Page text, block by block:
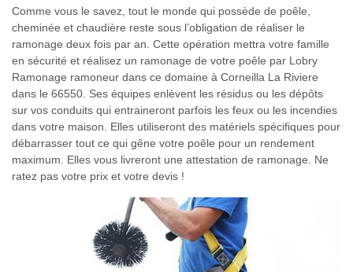
Comme vous le savez, tout le monde qui possède de poêle,
cheminée et chaudière reste sous l’obligation de réaliser le
ramonage deux fois par an. Cette opération mettra votre famille
en sécurité et réalisez un ramonage de votre poêle par Lobry
Ramonage ramoneur dans ce domaine à Corneilla La Riviere
dans le 66550. Ses équipes enlèvent les résidus ou les dépôts
sur vos conduits qui entraineront parfois les feux ou les incendies
dans votre maison. Elles utiliseront des matériels spécifiques pour
débarrasser tout ce qui gêne votre poêle pour un rendement
maximum. Elles vous livreront une attestation de ramonage. Ne
ratez pas votre prix et votre devis !